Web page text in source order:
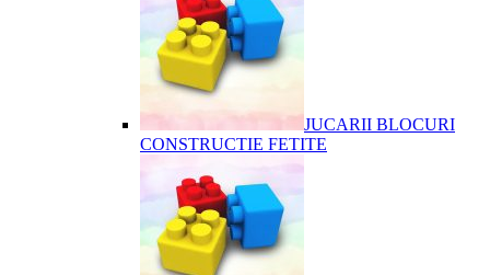
JUCARII BLOCURI
CONSTRUCTIE FETITE